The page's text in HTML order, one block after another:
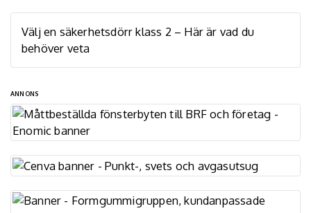
Välj en säkerhetsdörr klass 2 – Här är vad du
behöver veta
ANNONS